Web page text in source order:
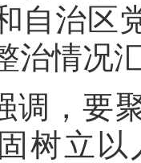
自治区
治情况
调，要
树立